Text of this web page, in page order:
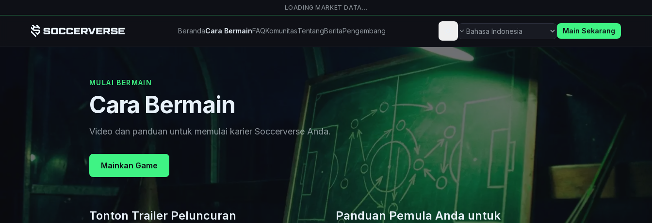
LOADING MARKET DATA…
BerandaCara BermainFAQKomunitasTentangBeritaPengembang
Bahasa
Main Sekarang
MULAI BERMAIN
Cara Bermain
Video dan panduan untuk memulai karier Soccerverse Anda.
Mainkan Game
Tonton Trailer Peluncuran
Panduan Pemula Anda untuk